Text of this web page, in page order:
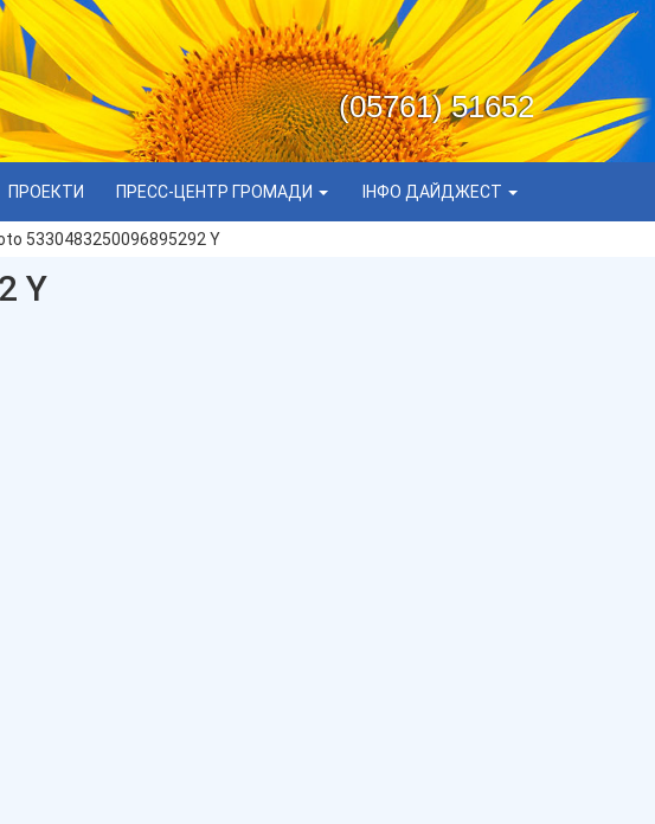
(05761) 51652
ПРОЕКТИ ПРЕСС-ЦЕНТР ГРОМАДИ ІНФО ДАЙДЖЕСТ
5330483250096895292 Y
Y